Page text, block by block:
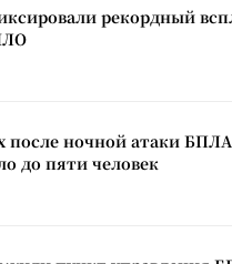
рекордный
после ночной атаки
до пяти человек